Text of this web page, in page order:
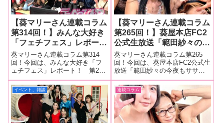
【葵マリーさん連載コラム
第314回！】みんな大好き
「フェチフェス」レポー
ト！ 第27回目を迎えま
すます盛り上がる会場の様
子ををお伝えします！
葵マリーさん連載コラム第314
回！今回は、みんな大好き「フ
ェチフェス」レポート！ 第27
回目を迎えますます盛り上がる
会場の様子ををお伝えします！■
マリーさんの今までの連載はこ
ちら フェチフェス27みんな大好
きフェチフェスの第27回目。毎
年1
【葵マリーさん連載コラム
第265回！】葵屋本店FC2
公式生放送「範田紗々の今
夜もササごはん」アメリカ
からやってきた、まりかさ
んゲスト回の現場をレポー
ト！
葵マリーさん連載コラム第265
回！今回は、葵屋本店FC2公式生
放送「範田紗々の今夜もササご
はん」アメリカからやってき
た、まりかさんゲスト回の現場
をレポート！■マリーさんの今ま
での連載はこちら 葵屋本店FC2
公式生放送「範田紗々の今夜も
ササご
イベント、雑談 連載コラム